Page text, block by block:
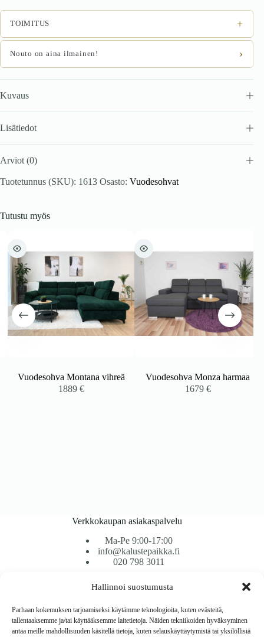
Hallinnoi suostumusta
Parhaan kokemuksen tarjoamiseksi käytämme teknologioita, kuten evästeitä,
tallentaaksemme ja/tai käyttääksemme laitetietoja. Näiden tekniikoiden hyväksyminen
antaa meille mahdollisuuden käsitellä tietoja, kuten selauskäyttäytymistä tai yksilöllisiä
TOIMITUS +
Nouto on aina ilmainen! ›
Kuvaus
Lisätiedot
Arviot (0)
Tuotetunnus (SKU): 1613 Osasto: Vuodesohvat
Tutustu myös
Vuodesohva Montana vihreä
1889€
Vuodesohva Monza harmaa
1679€
Verkkokaupan asiakaspalvelu
Ma-Pe 9:00-17:00
info@kalustepaikka.fi
020 798 3011
Tavarantoimitus / Maksutavat
Toimitustavat
Maksutavat
Vaihto ja palautus